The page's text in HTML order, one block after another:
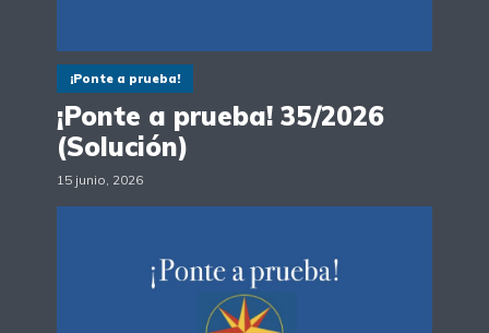
¡Ponte a prueba!
¡Ponte a prueba! 35/2026
(Solución)
15 junio, 2026